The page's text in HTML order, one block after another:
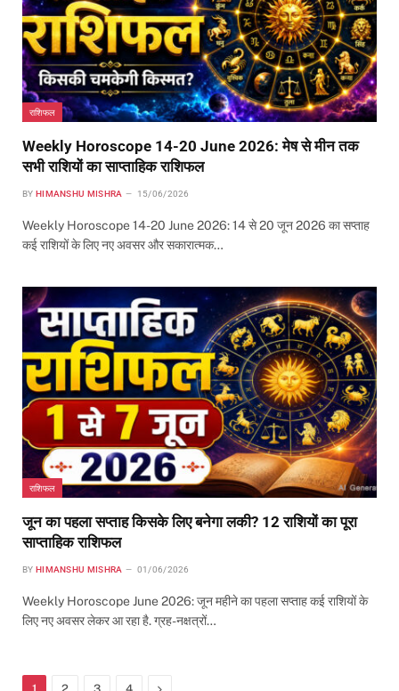
राशिफल
Weekly Horoscope 14-20 June 2026: मेष से मीन तक
सभी राशियों का साप्ताहिक राशिफल
BY HIMANSHU MISHRA 15/06/2026
Weekly Horoscope 14-20 June 2026: 14 से 20 जून 2026 का सप्ताह
कई राशियों के लिए नए अवसर और सकारात्मक…
राशिफल
जून का पहला सप्ताह किसके लिए बनेगा लकी? 12 राशियों का पूरा
साप्ताहिक राशिफल
BY HIMANSHU MISHRA 01/06/2026
Weekly Horoscope June 2026: जून महीने का पहला सप्ताह कई राशियों के
लिए नए अवसर लेकर आ रहा है. ग्रह-नक्षत्रों…